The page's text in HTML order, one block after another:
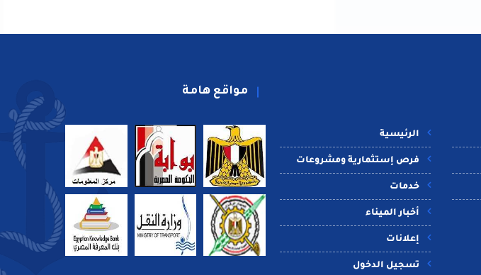
الرئيسية
فرص إستثمارية ومشروعات
خدمات
أخبار الميناء
إعلانات
تسجيل الدخول
مواقع هامة